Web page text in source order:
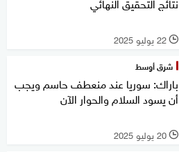
l 22 يوليو 2025
شرق أوسط
باراك: سوريا عند منعطف حاسم ويجب
أن يسود السلام والحوار الآن
l 20 يوليو 2025